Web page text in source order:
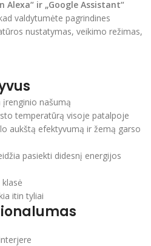
Alexa“ ir „Google Assistant“
valdytumėte pagrindines
nustatymas, veikimo režimas,
našumą
temperatūrą visoje patalpoje
aukštą efektyvumą ir žemą garso
pasiekti didesnį energijos
itin tyliai